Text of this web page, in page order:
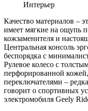
Интерьер
Качество материалов –
имеет мягкие на ощупь
кожзаменителя и
Центральная консоль
беспорядка с
Рулевое колесо с
перфорированной
переключателями –
говорит о спортивных
электромобиля Geely